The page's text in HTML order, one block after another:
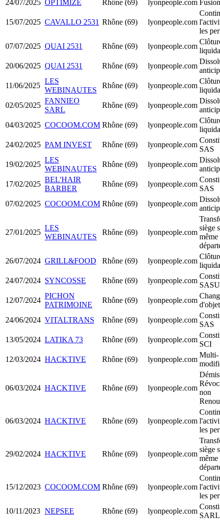
24/07/2025 OPTIMIZE Rhône (69) lyonpeople.com Fusion
15/07/2025 CAVALLO 2531 Rhône (69) lyonpeople.com
les
07/07/2025 QUAI 2531 Rhône (69) lyonpeople.com
20/06/2025 QUAI 2531 Rhône (69) lyonpeople.com
11/06/2025
LES
WEBINAUTES
Rhône (69) lyonpeople.com
02/05/2025
FANNIEO
SARL
Rhône (69) lyonpeople.com
04/03/2025 COCOOM.COM Rhône (69) lyonpeople.com
24/02/2025 PAM INVEST Rhône (69) lyonpeople.com
SAS
19/02/2025
LES
WEBINAUTES
Rhône (69) lyonpeople.com
17/02/2025
BEL'HAIR
BARBER
Rhône (69) lyonpeople.com
SAS
07/02/2025 COCOOM.COM Rhône (69) lyonpeople.com
27/01/2025
LES
WEBINAUTES
Rhône (69) lyonpeople.com
siège
même
26/07/2024 GRILL&FOOD Rhône (69) lyonpeople.com
24/07/2024 SYNCOSSE Rhône (69) lyonpeople.com
SASU
12/07/2024
PICHON
PATRIMOINE
Rhône (69) lyonpeople.com
24/06/2024 VITALTRANS Rhône (69) lyonpeople.com
SAS
13/05/2024 LATIKA 73 Rhône (69) lyonpeople.com
SCI
12/03/2024 HACKTIVE Rhône (69) lyonpeople.com
Multi-
06/03/2024 HACKTIVE Rhône (69) lyonpeople.com
non
06/03/2024 HACKTIVE Rhône (69) lyonpeople.com
les
29/02/2024 HACKTIVE Rhône (69) lyonpeople.com
siège
même
15/12/2023 COCOOM.COM Rhône (69) lyonpeople.com
les
10/11/2023 NEPSEE Rhône (69) lyonpeople.com
SARL